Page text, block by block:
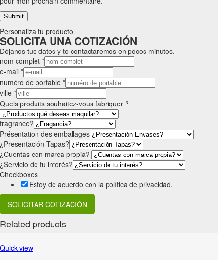
Personaliza tu producto
SOLICITA UNA COTIZACIÓN
Déjanos tus datos y te contactaremos en pocos minutos.
nom complet *
e-mail *
numéro de portable *
ville *
Quels produits souhaitez-vous fabriquer ?
fragrance?
Présentation des emballages
¿Presentación Tapas?
¿Cuentas con marca propia?
¿Servicio de tu interés?
Checkboxes
Estoy de acuerdo con la política de privacidad.
SOLICITAR COTIZACIÓN
Related products
Quick view